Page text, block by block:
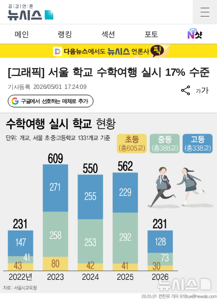
메인 랭킹 섹션 포토
[그래픽] 서울 학교 수학여행 실시 17% 수준
기사등록 2026/05/01 17:24:09
구글에서 선호하는 매체로 추가
가가